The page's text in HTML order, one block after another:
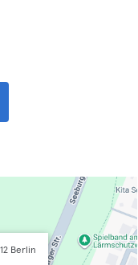
Berlin